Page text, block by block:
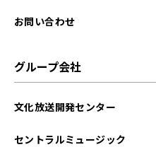
2023年12月
お問い合わせ
グループ会社
文化放送開発センター
セントラルミュージック